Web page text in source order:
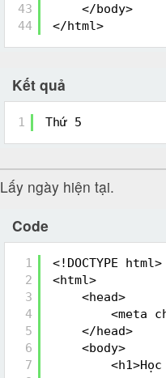
43
44
</body>
</html>
Kết quả
1 Thứ 5
Lấy ngày hiện tại.
Code
1
2
3
4
5
6
7
<!DOCTYPE html>
<html>
<head>
<meta
</head>
<body>